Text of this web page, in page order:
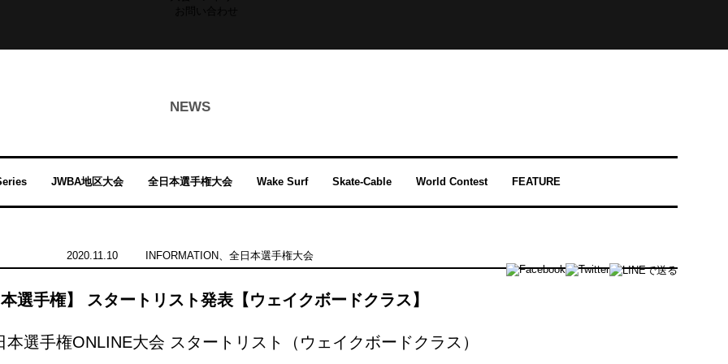
NEWS
JWBA地区大会 全日本選手権大会 Wake Surf Skate-Cable World Contest FEATURE
2020.11.10 INFORMATION、 全日本選手権大会
選手権】 スタートリスト発表【ウェイクボードクラス】
本選手権ONLINE大会 スタートリスト（ウェイクボードクラス）